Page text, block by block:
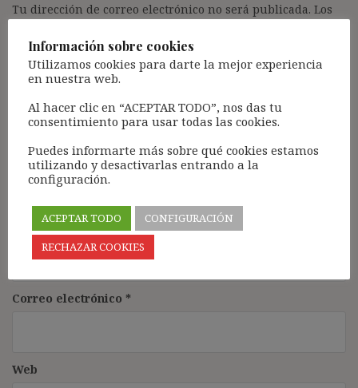
Tu dirección de correo electrónico no será publicada. Los
Comentario*
Nombre*
Correo electrónico *
Web
Información sobre cookies
Utilizamos cookies para darte la mejor experiencia
en nuestra web.
Al hacer clic en “ACEPTAR TODO”, nos das tu
consentimiento para usar todas las cookies.
Puedes informarte más sobre qué cookies estamos
utilizando y desactivarlas entrando a la
configuración.
ACEPTAR TODO
CONFIGURACIÓN
RECHAZAR COOKIES